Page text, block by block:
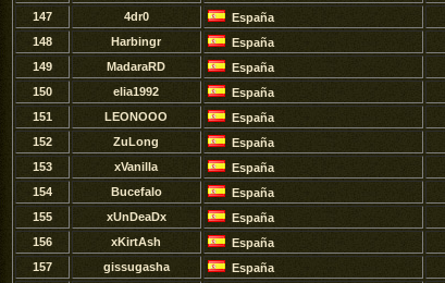
147
4dr0 España
148
Harbingr España
149
MadaraRD España
150
elia1992 España
151
LEONOOO España
152
ZuLong España
153
xVanilla España
154
Bucefalo España
155
xUnDeaDx España
156
xKirtAsh España
157
gissugasha España